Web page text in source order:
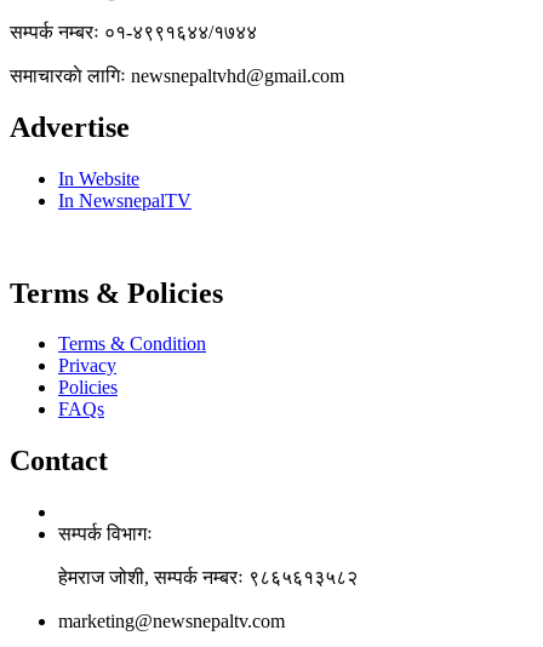
सम्पर्क नम्बरः ०१-४९९१६४४/१७४४
समाचारकाे लागिः newsnepaltvhd@gmail.com
Advertise
In Website
In NewsnepalTV
Terms & Policies
Terms & Condition
Privacy
Policies
FAQs
Contact
सम्पर्क विभागः
हेमराज जोशी, सम्पर्क नम्बरः ९८६५६१३५८२
marketing@newsnepaltv.com